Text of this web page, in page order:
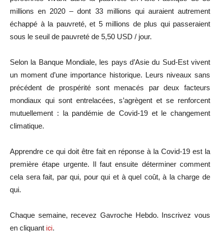
millions en 2020 – dont 33 millions qui auraient autrement
échappé à la pauvreté, et 5 millions de plus qui passeraient
sous le seuil de pauvreté de 5,50 USD / jour.
Selon la Banque Mondiale, les pays d’Asie du Sud-Est vivent
un moment d’une importance historique. Leurs niveaux sans
précédent de prospérité sont menacés par deux facteurs
mondiaux qui sont entrelacées, s’agrègent et se renforcent
mutuellement : la pandémie de Covid-19 et le changement
climatique.
Apprendre ce qui doit être fait en réponse à la Covid-19 est la
première étape urgente. Il faut ensuite déterminer comment
cela sera fait, par qui, pour qui et à quel coût, à la charge de
qui.
Chaque semaine, recevez Gavroche Hebdo. Inscrivez vous
en cliquant ici.